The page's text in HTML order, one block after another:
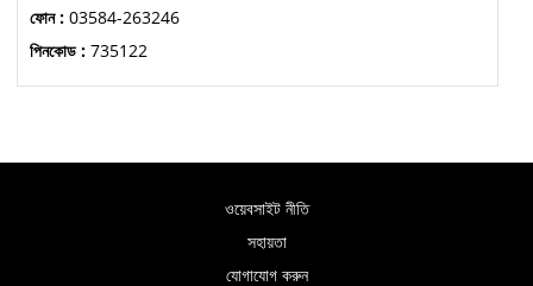
ফোন : 03584-263246
পিনকোড : 735122
ওয়েবসাইট নীতি
সহায়তা
যোগাযোগ করুন